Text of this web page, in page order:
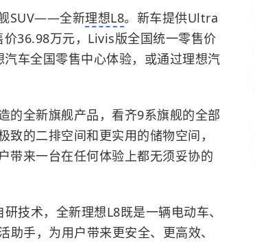
SUV——全新理想L8。新车提供Ultra
36.98万元，Livis版全国统一零售价
车全国零售中心体验，或通过理想汽
的全新旗舰产品，看齐9系旗舰的全部
的二排空间和更实用的储物空间，
带来一台在任何体验上都无须妥协的
技术，全新理想L8既是一辆电动车、
手，为用户带来更安全、更高效、